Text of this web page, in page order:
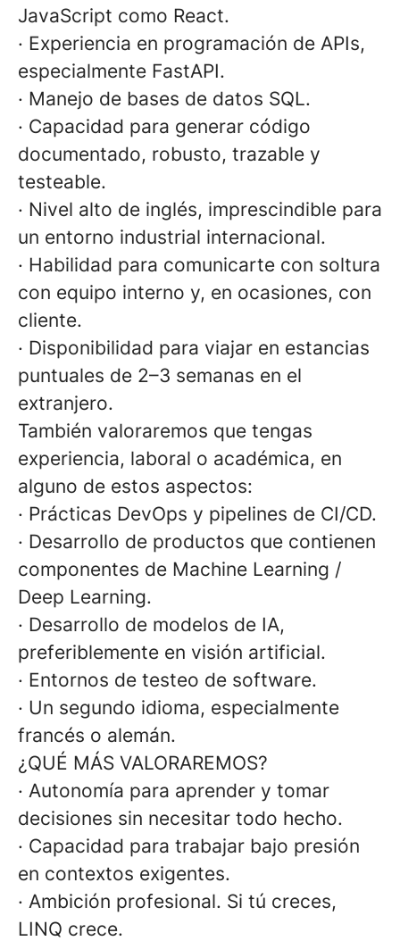
JavaScript como React.
· Experiencia en programación de APIs,
especialmente FastAPI.
· Manejo de bases de datos SQL.
· Capacidad para generar código
documentado, robusto, trazable y
testeable.
· Nivel alto de inglés, imprescindible para
un entorno industrial internacional.
· Habilidad para comunicarte con soltura
con equipo interno y, en ocasiones, con
cliente.
· Disponibilidad para viajar en estancias
puntuales de 2–3 semanas en el
extranjero.
También valoraremos que tengas
experiencia, laboral o académica, en
alguno de estos aspectos:
· Prácticas DevOps y pipelines de CI/CD.
· Desarrollo de productos que contienen
componentes de Machine Learning /
Deep Learning.
· Desarrollo de modelos de IA,
preferiblemente en visión artificial.
· Entornos de testeo de software.
· Un segundo idioma, especialmente
francés o alemán.
¿QUÉ MÁS VALORAREMOS?
· Autonomía para aprender y tomar
decisiones sin necesitar todo hecho.
· Capacidad para trabajar bajo presión
en contextos exigentes.
· Ambición profesional. Si tú creces,
LINQ crece.